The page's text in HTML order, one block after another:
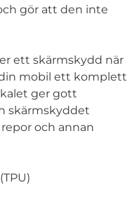
gör att den inte
ett skärmskydd när
mobil ett komplett
ger gott
skärmskyddet
och annan